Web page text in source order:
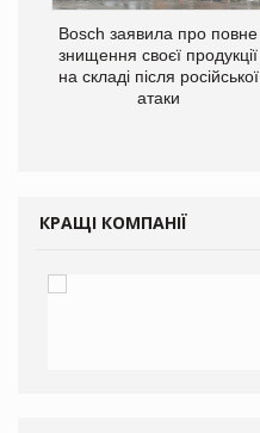
Bosch заявила про повне
знищення своєї продукції
на складі після російської
атаки
КРАЩІ КОМПАНІЇ